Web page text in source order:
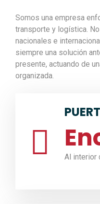
Somos una empresa
transporte y logística.
nacionales e
siempre una solución
presente, actuando de
organizada.
Al interior